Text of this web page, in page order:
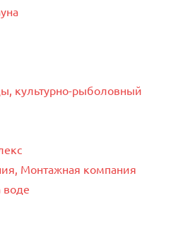
культурно-рыболовный
Монтажная компания
воде